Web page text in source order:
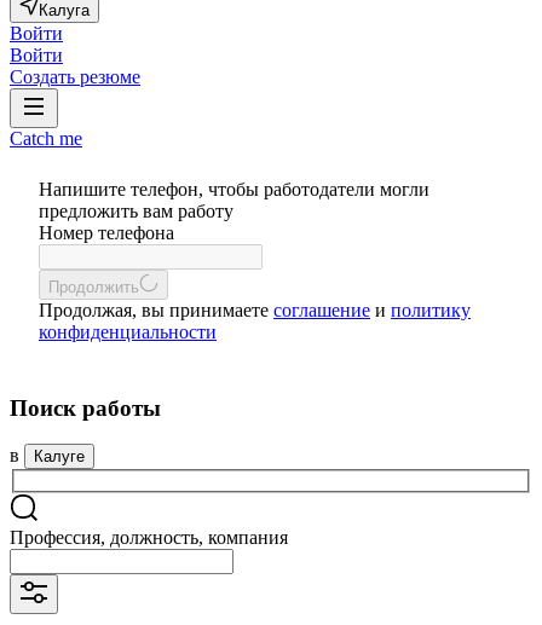
Калуга
Войти
Войти
Создать резюме
Catch me
Напишите телефон, чтобы работодатели могли
предложить вам работу
Номер телефона
Продолжить
Продолжая, вы принимаете соглашение и политику
конфиденциальности
Поиск работы
в Калуге
Профессия, должность, компания